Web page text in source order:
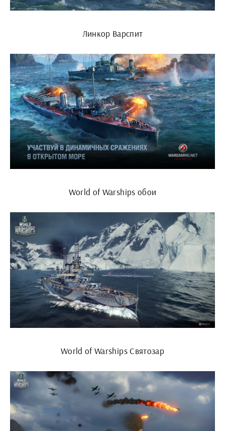
Линкор Варспит
World of Warships обои
World of Warships Святозар